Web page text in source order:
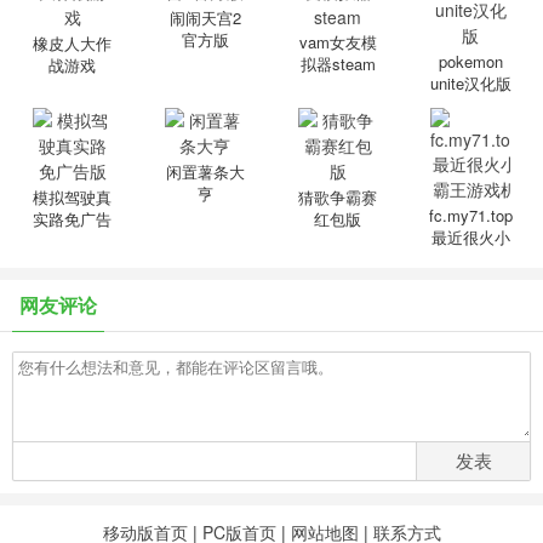
橡皮人大作
战游戏
闹闹天宫2
官方版
vam女友模
拟器steam
pokemon
unite汉化版
模拟驾驶真
实路免广告
闲置薯条大
亨
猜歌争霸赛
红包版
fc.my71.top
最近很火小
网友评论
发表
移动版首页| PC版首页| 网站地图 | 联系方式